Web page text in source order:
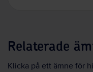
Relaterade
Klicka på ett ämne för